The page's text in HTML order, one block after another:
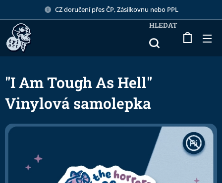
CZ doručení přes ČP, Zásilkovnu nebo PPL
HLEDAT
"I Am Tough As Hell"
Vinylová samolepka